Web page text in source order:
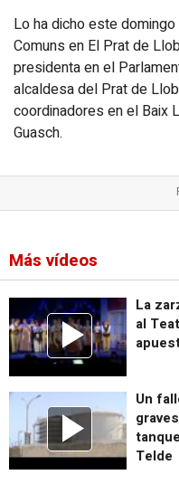
Lo ha dicho este
Comuns en El Prat de
presidenta en el
alcaldesa del Prat de
coordinadores en el Baix
Guasch.
Más vídeos
La
al
Un
Telde